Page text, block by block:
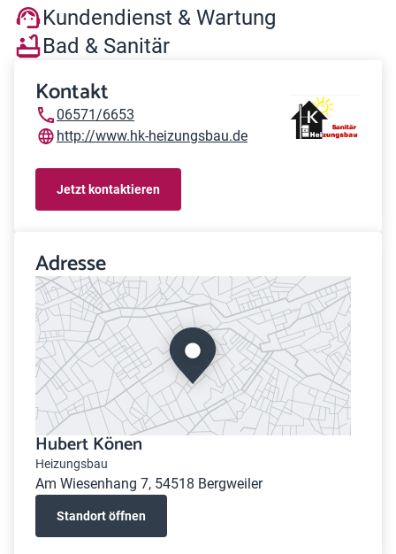
Kundendienst & Wartung
Bad & Sanitär
Kontakt
06571/6653
http://www.hk-heizungsbau.de
Jetzt kontaktieren
Adresse
Hubert Könen
Heizungsbau
Am Wiesenhang 7, 54518 Bergweiler
Standort öffnen